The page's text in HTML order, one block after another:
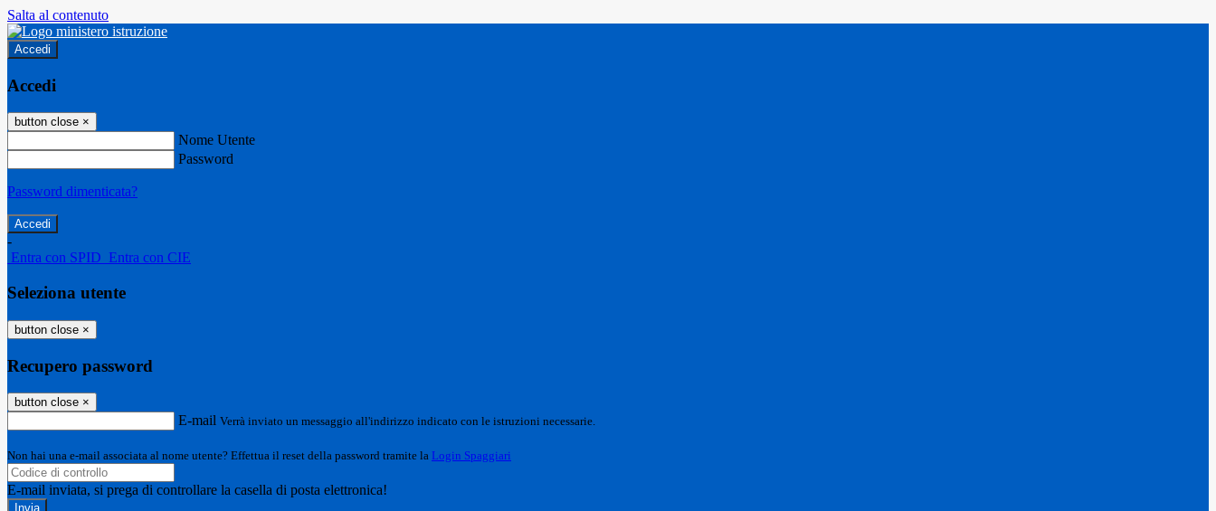
Salta al contenuto
Accedi
Accedi
button close ×
Nome Utente
Password
Password dimenticata?
-
Entra con SPID Entra con CIE
Seleziona utente
button close ×
Recupero password
button close ×
E-mail Verrà inviato un messaggio all'indirizzo indicato con le istruzioni necessarie.
Non hai una e-mail associata al nome utente? Effettua il reset della password tramite la Login Spaggiari
E-mail inviata, si prega di controllare la casella di posta elettronica!